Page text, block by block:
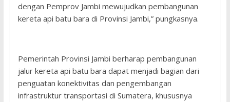
dengan Pemprov Jambi mewujudkan pembangunan
kereta api batu bara di Provinsi Jambi,” pungkasnya.
Pemerintah Provinsi Jambi berharap pembangunan
jalur kereta api batu bara dapat menjadi bagian dari
penguatan konektivitas dan pengembangan
infrastruktur transportasi di Sumatera, khususnya